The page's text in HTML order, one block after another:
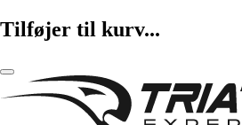
Tilføjer til kurv...